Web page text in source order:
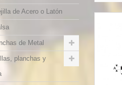
de Acero o Latón
de Metal
planchas y